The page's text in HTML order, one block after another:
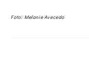
Foto: Melanie Avecedo